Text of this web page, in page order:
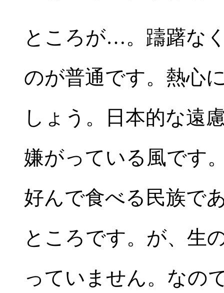
ところが…。躊躇な
のが普通です。熱心
しょう。日本的な遠
嫌がっている風です
好んで食べる民族で
ところです。が、生
っていません。なの